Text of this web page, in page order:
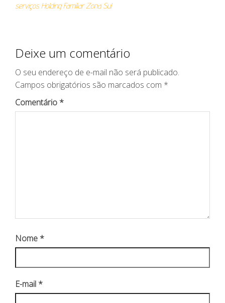
serviços Holding Familiar Zona Sul
Deixe um comentário
O seu endereço de e-mail não será publicado.
Campos obrigatórios são marcados com *
Comentário *
Nome *
E-mail *